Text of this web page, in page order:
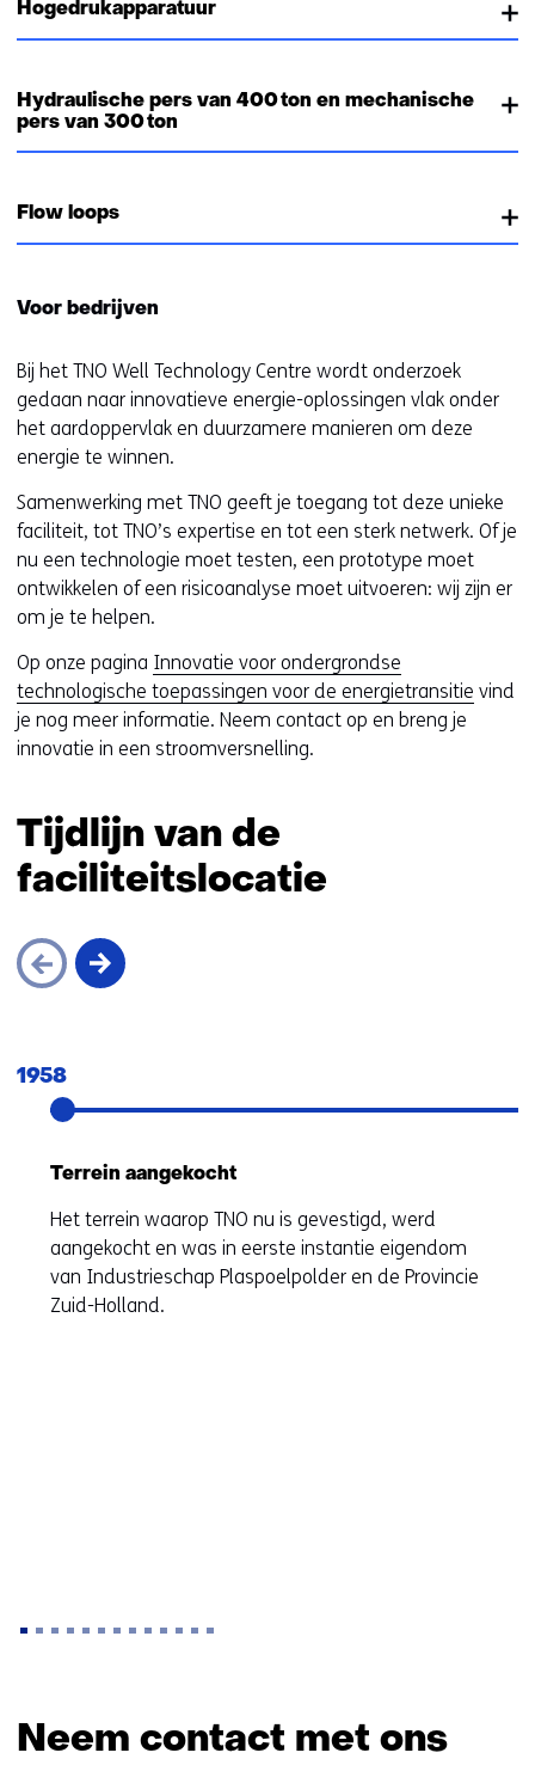
s
e
)
e
s
t
n
a
r
e
e
n
d
e
r
b
s
Hogedrukapparatuur
Hydraulische pers van 400 ton en mechanische
pers van 300 ton
Flow loops
Voor bedrijven
Bij het TNO Well Technology Centre wordt onderzoek
gedaan naar innovatieve energie-oplossingen vlak onder
het aardoppervlak en duurzamere manieren om deze
energie te winnen.
Samenwerking met TNO geeft je toegang tot deze unieke
faciliteit, tot TNO’s expertise en tot een sterk netwerk. Of je
nu een technologie moet testen, een prototype moet
ontwikkelen of een risicoanalyse moet uitvoeren: wij zijn er
om je te helpen.
Op onze pagina Innovatie voor ondergrondse
technologische toepassingen voor de energietransitie vind
je nog meer informatie. Neem contact op en breng je
innovatie in een stroomversnelling.
Tijdlijn van de
faciliteitslocatie
Terrein aangekocht
1958
Het terrein waarop TNO nu is gevestigd, werd
aangekocht en was in eerste instantie eigendom
van Industrieschap Plaspoelpolder en de Provincie
Zuid-Holland.
naar
navigatie
Neem contact met ons